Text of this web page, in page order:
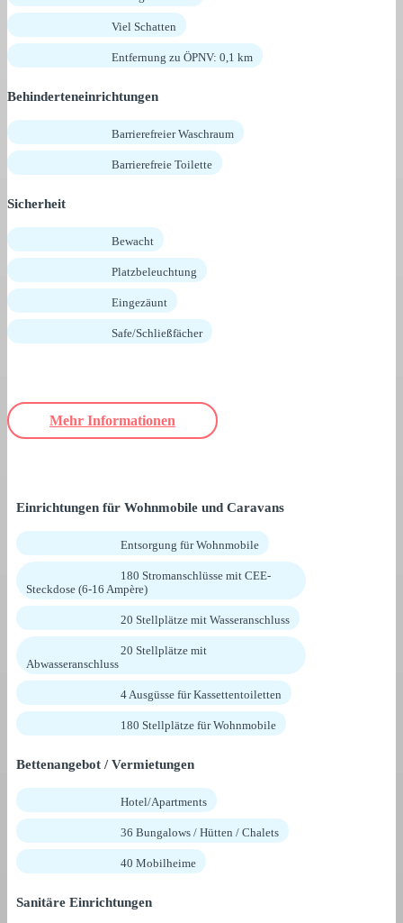
Viel Schatten
Entfernung zu ÖPNV: 0,1 km
Behinderteneinrichtungen
Barrierefreier Waschraum
Barrierefreie Toilette
Sicherheit
Bewacht
Platzbeleuchtung
Eingezäunt
Safe/Schließfächer
Mehr Informationen
Einrichtungen für Wohnmobile und Caravans
Entsorgung für Wohnmobile
180 Stromanschlüsse mit CEE-
Steckdose (6-16 Ampère)
20 Stellplätze mit Wasseranschluss
20 Stellplätze mit
Abwasseranschluss
4 Ausgüsse für Kassettentoiletten
180 Stellplätze für Wohnmobile
Bettenangebot / Vermietungen
Hotel/Apartments
36 Bungalows / Hütten / Chalets
40 Mobilheime
Sanitäre Einrichtungen